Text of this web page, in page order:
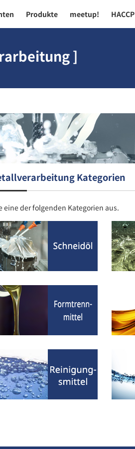
Produkte meetup! HACCP
]
Kategorien
eine der folgenden Kategorien aus.